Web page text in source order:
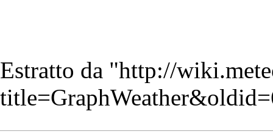
Estratto da "http://